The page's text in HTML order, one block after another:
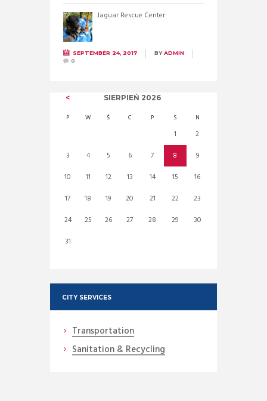
Jaguar Rescue Center
SEPTEMBER 24, 2017 BYADMIN
0
SIERPIEŃ 2026
P W Ś C P S N
1
2
3
4 5 6 7 8
9
10
11 12 13 14 15
16
17
18 19 20 21 22
23
24
25 26 27 28 29
30
31
CITY SERVICES
Transportation
Sanitation & Recycling